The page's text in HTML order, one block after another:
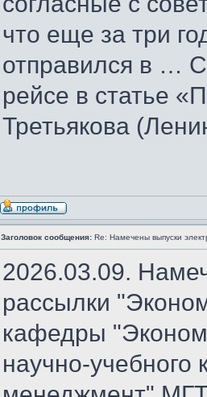
что еще за три
отправился в …
рейсе в статье
Третьякова
Заголовок сообщения: Re: Намечены выпуски
2026.03.09.
рассылки
кафедры
научно-